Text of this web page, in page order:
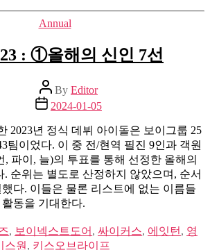
Categories
Annual
: ①올해의 신인 7선
Post
author
By Editor
Post
date
2024-01-05
2023년 정식 데뷔 아이돌은 보이그룹 25
팀이었다. 이 중 전/현역 필진 9인과 객원
, 파이, 늘)의 투표를 통해 선정한 올해의
. 순위는 별도로 산정하지 않았으며, 순서
다. 이들은 물론 리스트에 없는 이름들
동을 기대한다.
, 보이넥스트도어 , 싸이커스, 에잇턴 , 영
스원 , 키스오브라이프